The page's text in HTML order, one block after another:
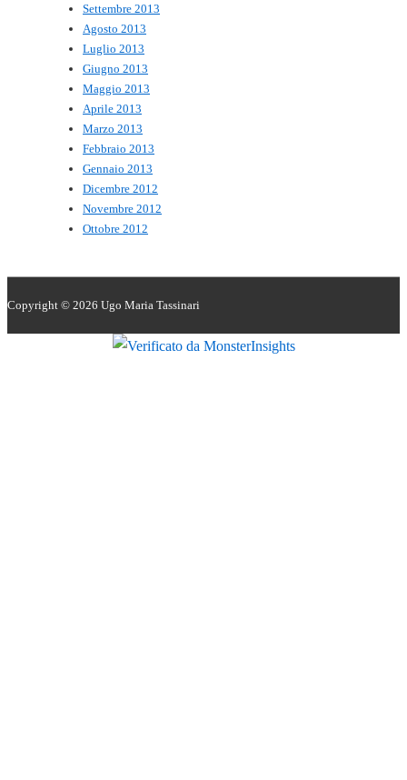
Settembre 2013
Agosto 2013
Luglio 2013
Giugno 2013
Maggio 2013
Aprile 2013
Marzo 2013
Febbraio 2013
Gennaio 2013
Dicembre 2012
Novembre 2012
Ottobre 2012
Copyright © 2026 Ugo Maria Tassinari